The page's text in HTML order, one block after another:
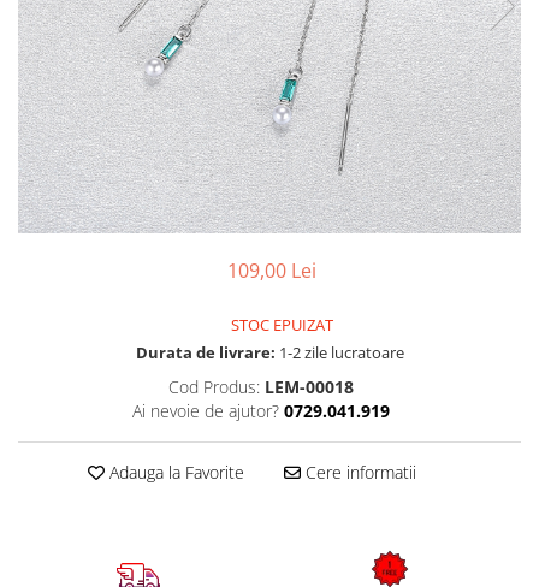
109,00 Lei
STOC EPUIZAT
Durata de livrare: 1-2 zile lucratoare
Cod Produs: LEM-00018
Ai nevoie de ajutor? 0729.041.919
Adauga la Favorite Cere informatii